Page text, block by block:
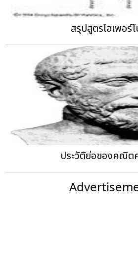
สรุปสูตรไฮเพอร์
ประวัติย่อของคณิต